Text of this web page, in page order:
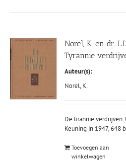
Norel, K. en dr.
Tyrannie
Auteur(s):
Norel, K.
De tirannie
Keuning in 1947, 648
Toevoegen aan
winkelwagen